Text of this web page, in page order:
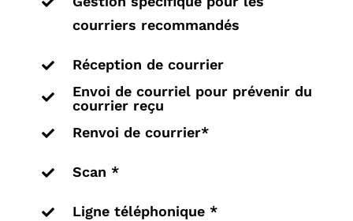
courriers recommandés
 Réception de courrier

Envoi de courriel pour prévenir du
courrier reçu
 Renvoi de courrier*
 Scan *
 Ligne téléphonique *